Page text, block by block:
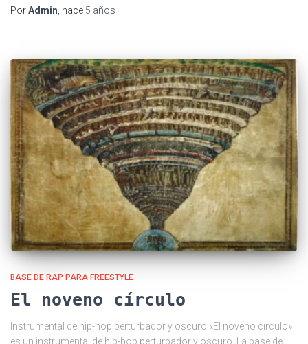
PorAdmin, hace 5 años
BASE DE RAP PARA FREESTYLE
El noveno círculo
Instrumental de hip-hop perturbador y oscuro «El noveno círculo»
es un instrumental de hip-hop perturbador y oscuro. La base de